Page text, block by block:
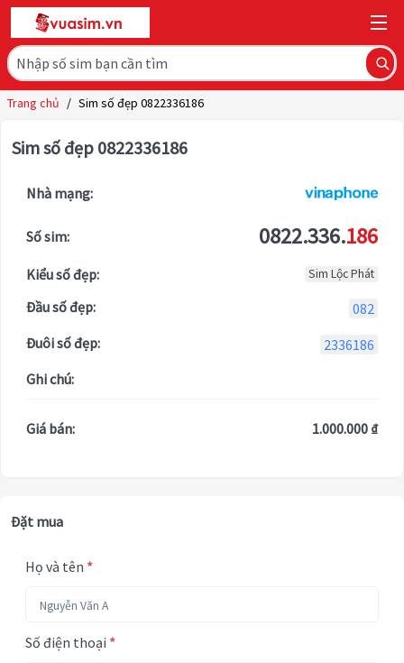
Trang chủ / Sim số đẹp 0822336186
Sim số đẹp 0822336186
Nhà mạng:
Số sim: 0822.336.186
Kiểu số đẹp: Sim Lộc Phát
Đầu số đẹp:
082
Đuôi số đẹp:
2336186
Ghi chú:
Giá bán: 1.000.000 ₫
Đặt mua
Họ và tên *
Số điện thoại *